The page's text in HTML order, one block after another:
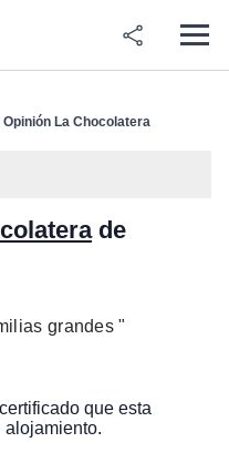
Opinión La Chocolatera
de
grandes"
que esta
alojamiento.